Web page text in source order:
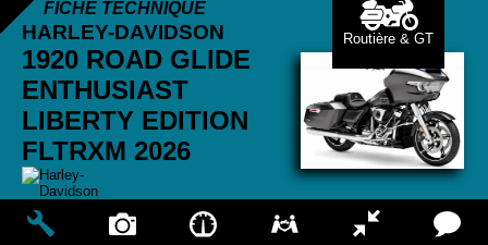
FICHE TECHNIQUE
HARLEY-DAVIDSON
1920 ROAD GLIDE
ENTHUSIAST
LIBERTY EDITION
FLTRXM 2026
Routière & GT